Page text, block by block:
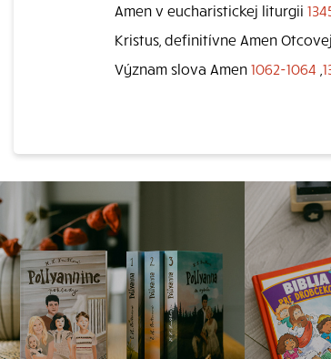
Amen v eucharistickej liturgii
Kristus, definitívne Amen
Význam slova Amen 1062-1064